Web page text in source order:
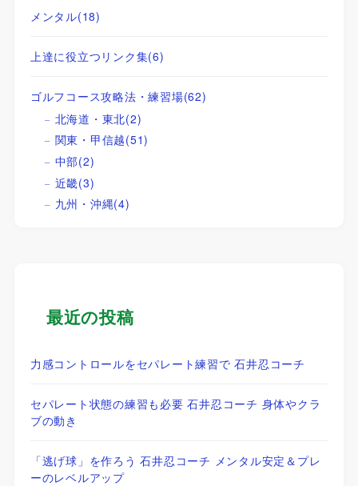
メンタル(18)
上達に役立つリンク集(6)
ゴルフコース攻略法・練習場(62)
北海道・東北(2)
関東・甲信越(51)
中部(2)
近畿(3)
九州・沖縄(4)
最近の投稿
力感コントロールをセパレート練習で 石井忍コーチ
セパレート状態の練習も必要 石井忍コーチ 身体やクラ
ブの動き
「逃げ球」を作ろう 石井忍コーチ メンタル安定＆プレ
ーのレベルアップ